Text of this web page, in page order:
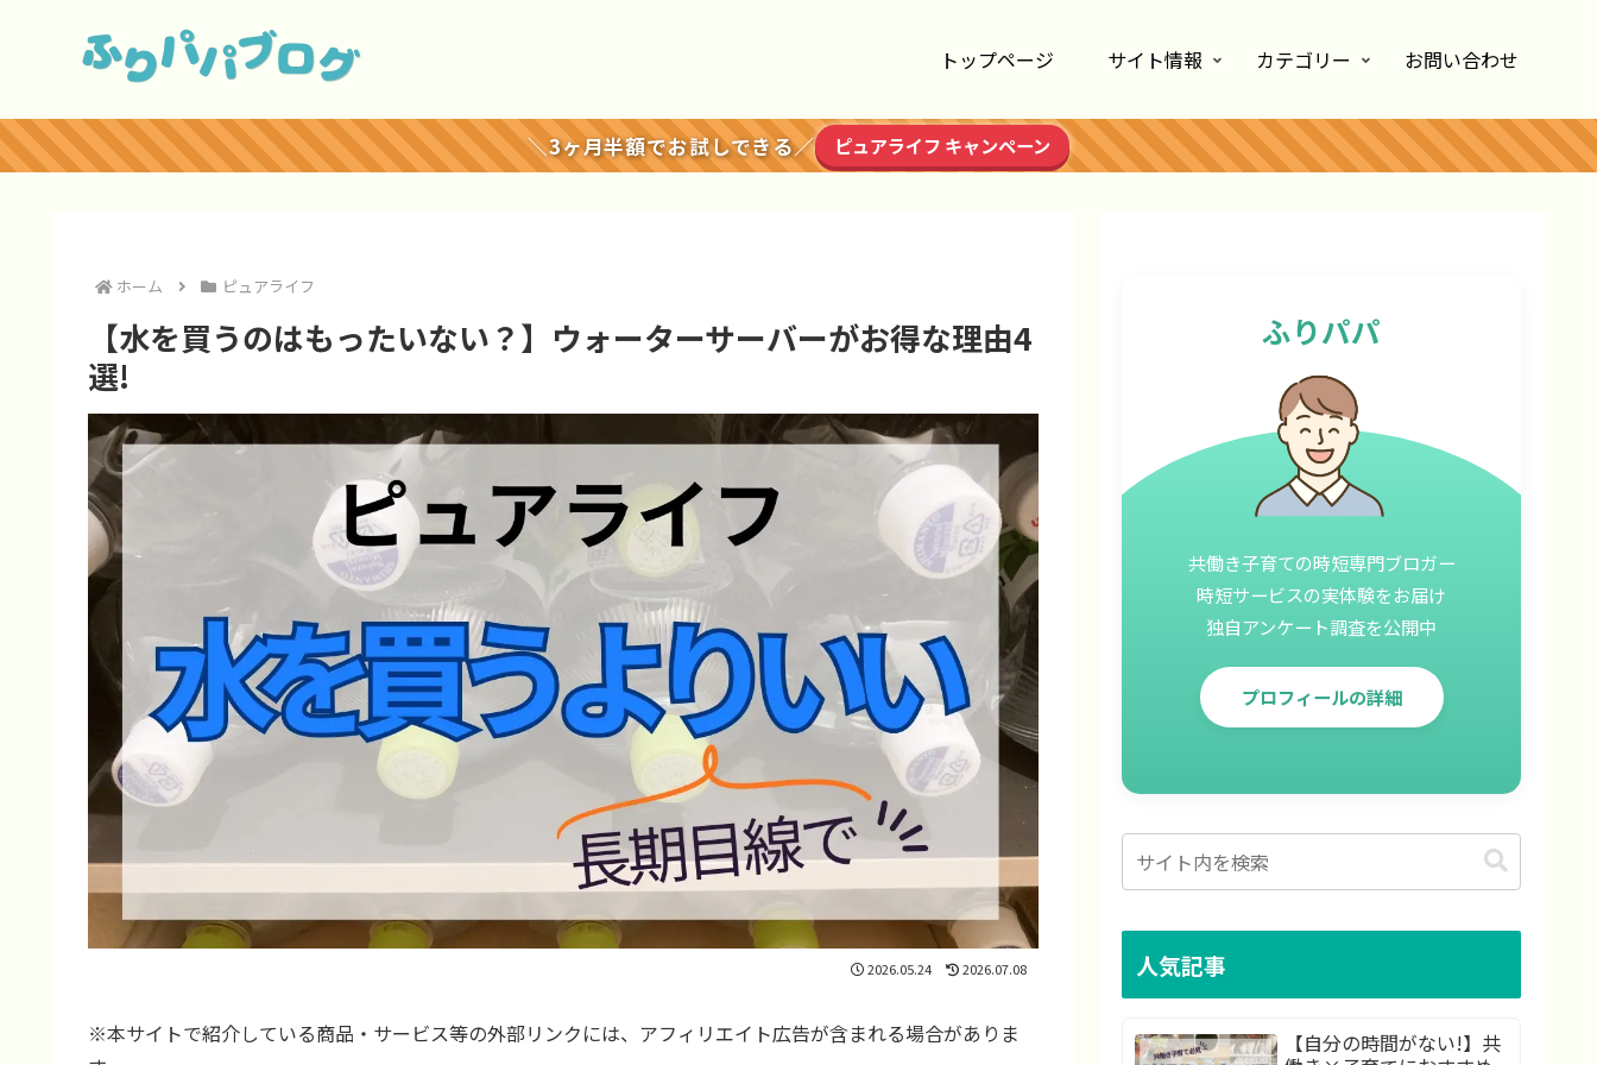
トップページ サイト情報 カテゴリー お問い合わせ
＼3ヶ月半額でお試しできる／ ピュアライフ キャンペーン
ホーム ピュアライフ
【水を買うのはもったいない？】ウォーターサーバーがお得な理由4
選!
2026.05.24 2026.07.08
※本サイトで紹介している商品・サービス等の外部リンクには、アフィリエイト広告が含まれる場合がありま
ふりパパ
共働き子育ての時短専門ブロガー
時短サービスの実体験をお届け
独自アンケート調査を公開中
プロフィールの詳細
人気記事
【自分の時間がない!】共